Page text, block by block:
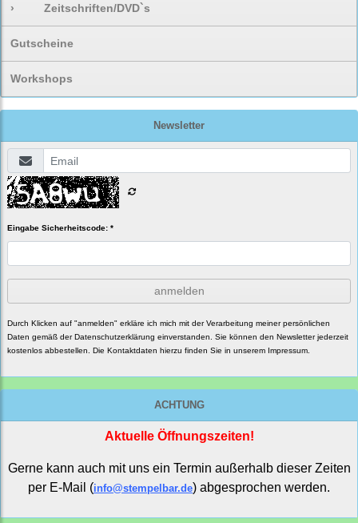
› Zeitschriften/DVD`s
Gutscheine
Workshops
Newsletter
Eingabe Sicherheitscode: *
anmelden
Durch Klicken auf "anmelden" erkläre ich mich mit der Verarbeitung meiner persönlichen
Daten gemäß der Datenschutzerklärung einverstanden. Sie können den Newsletter jederzeit
kostenlos abbestellen. Die Kontaktdaten hierzu finden Sie in unserem Impressum.
ACHTUNG
Aktuelle Öffnungszeiten!
Gerne kann auch mit uns ein Termin außerhalb dieser Zeiten
per E-Mail (info@stempelbar.de) abgesprochen werden.